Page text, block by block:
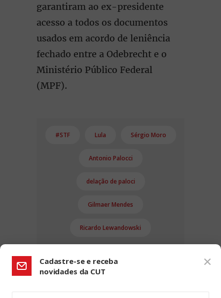
garantiram ao ex-presidente
acesso a todos os documentos
usados em acordo de leniência
fechado entre a Odebrecht e o
Ministério Público Federal
(MPF).
#STF Lula Sérgio Moro
Antonio Palocci
delação de paloci
Gilmaer Mendes
Ricardo Lewandowski
Cadastre-se e receba
novidades da CUT